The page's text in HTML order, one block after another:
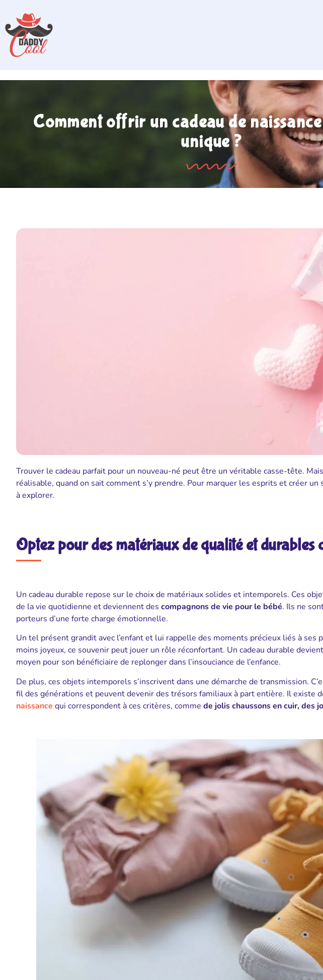
Comment offrir un cadeau de
unique ?
Trouver le cadeau parfait pour un nouveau-né peut être un véritable casse-tête.
réalisable, quand on sait comment s’y prendre. Pour marquer les esprits et créer
à explorer.
Optez pour des matériaux de qualité et durables
Un cadeau durable repose sur le choix de matériaux solides et intemporels. Ces
de la vie quotidienne et deviennent des compagnons de vie pour le bébé. Ils ne
porteurs d’une forte charge émotionnelle.
Un tel présent grandit avec l’enfant et lui rappelle des moments précieux liés à ses
moins joyeux, ce souvenir peut jouer un rôle réconfortant. Un cadeau durable
moyen pour son bénéficiaire de replonger dans l’insouciance de l’enfance.
De plus, ces objets intemporels s’inscrivent dans une démarche de transmission.
fil des générations et peuvent devenir des trésors familiaux à part entière. Il existe
naissance qui correspondent à ces critères, comme de jolis chaussons en cuir, des